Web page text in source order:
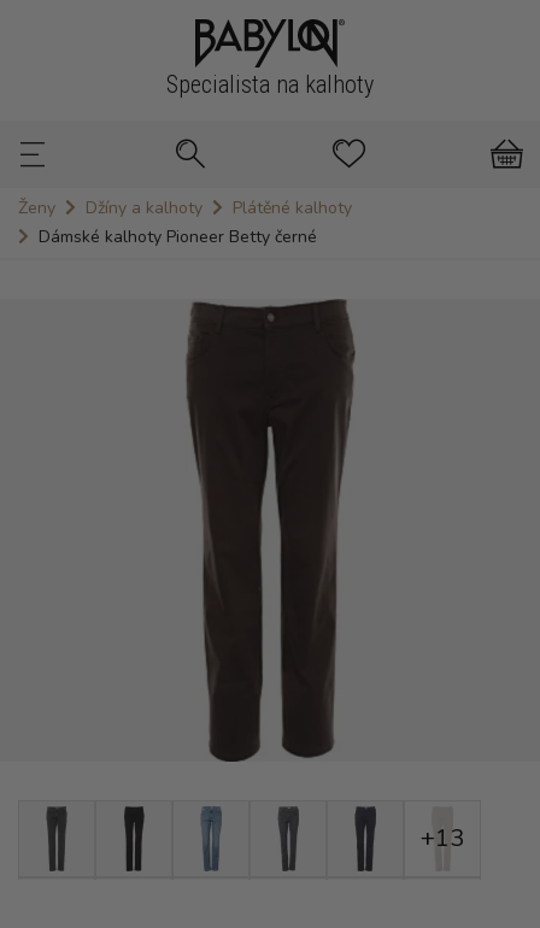
Specialista na kalhoty
Ženy Džíny a kalhoty
Plátěné kalhoty
Dámské kalhoty Pioneer Betty černé
+13